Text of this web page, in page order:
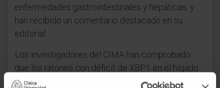
enfermedades gastrointestinales y hepáticas, y
han recibido un comentario destacado en su
editorial.
Los investigadores del CIMA han comprobado
que los ratones con déficit de XBP1 en el hígado
sufren un mayor número de roturas del ADN y, en